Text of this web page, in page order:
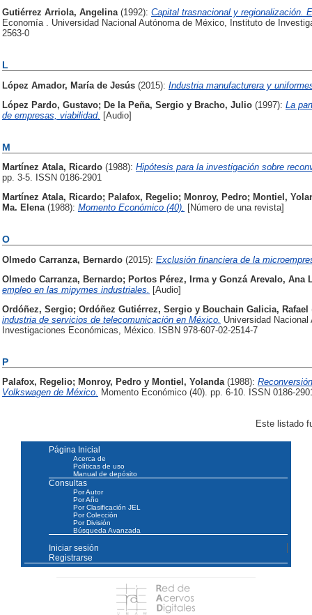
Gutiérrez Arriola, Angelina (1992): Capital trasnacional y regionalización.
Economía . Universidad Nacional Autónoma de México, Instituto de
2563-0
L
López Amador, María de Jesús (2015): Industria manufacturera y
López Pardo, Gustavo; De la Peña, Sergio y Bracho, Julio (1997): La
de empresas, viabilidad. [Audio]
M
Martínez Atala, Ricardo (1988): Hipótesis para la investigación sobre
pp. 3-5. ISSN 0186-2901
Martínez Atala, Ricardo; Palafox, Regelio; Monroy, Pedro; Montiel,
Ma. Elena (1988): Momento Económico (40). [Número de una revista]
O
Olmedo Carranza, Bernardo (2015): Exclusión financiera de la
Olmedo Carranza, Bernardo; Portos Pérez, Irma y Gonzá Arevalo, Ana
empleo en las mipymes industriales.
[Audio]
Ordóñez, Sergio; Ordóñez Gutiérrez, Sergio y Bouchain Galicia, Rafael
industria de servicios de telecomunicación en México. Universidad
Investigaciones Económicas, México. ISBN 978-607-02-2514-7
P
Palafox, Regelio; Monroy, Pedro y Montiel, Yolanda (1988):
Volkswagen de México. Momento Económico (40). pp. 6-10. ISSN 0186-
Este listado
Página Inicial
Acerca de
Políticas de uso
Manual de depósito
Consultas
Por Autor
Por Año
Por Clasificación JEL
Por Colección
Por División
Búsqueda Avanzada
Iniciar sesión
Registrarse